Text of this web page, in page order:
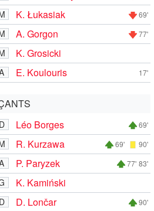
K. Łukasiak 69'
A. Gorgon 77'
K. Grosicki
E. Koulouris 17'
D Léo Borges 69'
R. Kurzawa 69' 90'
P. Paryzek 77' 83'
K. Kamiński
D D. Lončar 90'